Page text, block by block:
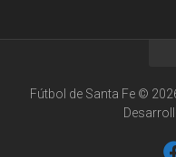
Fútbol de Santa Fe ©